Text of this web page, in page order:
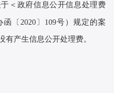
＜政府信息公开信息处理费
〔2020〕109号）规定的案
有产生信息公开处理费。